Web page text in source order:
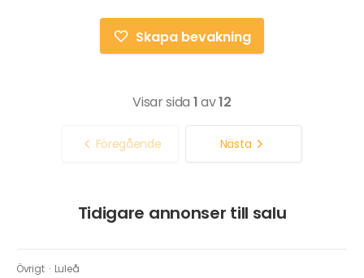
Skapa bevakning
Visar sida 1av12
Föregående Nästa
Tidigare annonser till salu
Övrigt · Luleå